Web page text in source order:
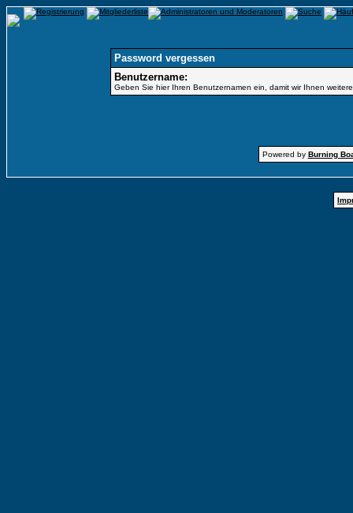
Password vergessen
Benutzername:
Geben Sie hier Ihren Benutzernamen ein, damit wir Ihnen
Powered by Burning